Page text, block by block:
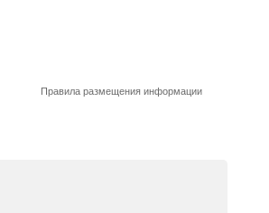
Правила размещения информации